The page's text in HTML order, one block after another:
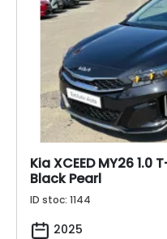
Kia XCEED MY26 1.0
Black Pearl
ID stoc: 1144
2025